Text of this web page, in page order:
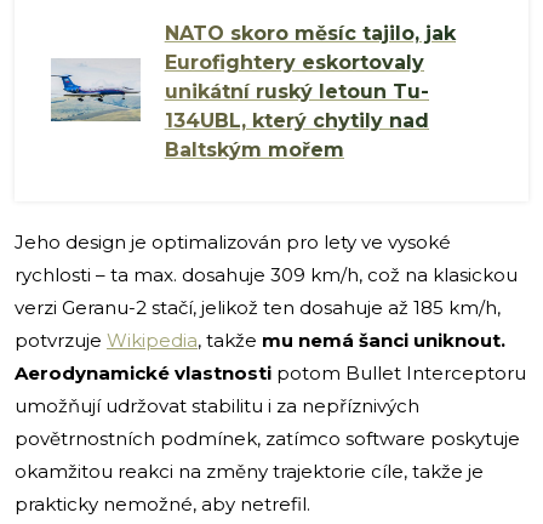
NATO skoro měsíc tajilo, jak
Eurofightery eskortovaly
unikátní ruský letoun Tu-
134UBL, který chytily nad
Baltským mořem
Jeho design je optimalizován pro lety ve vysoké
rychlosti – ta max. dosahuje 309 km/h, což na klasickou
verzi Geranu-2 stačí, jelikož ten dosahuje až 185 km/h,
potvrzuje Wikipedia, takže mu nemá šanci uniknout.
Aerodynamické vlastnosti potom Bullet Interceptoru
umožňují udržovat stabilitu i za nepříznivých
povětrnostních podmínek, zatímco software poskytuje
okamžitou reakci na změny trajektorie cíle, takže je
prakticky nemožné, aby netrefil.